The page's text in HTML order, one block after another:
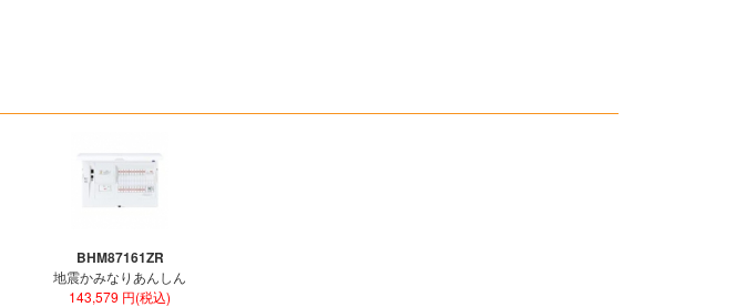
BHM87161ZR
地震かみなりあんしん
143,579 円(税込)